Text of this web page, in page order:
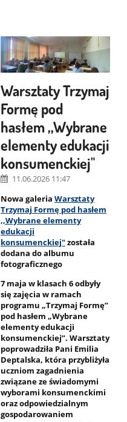
Warsztaty Trzymaj
Formę pod
hasłem ,,Wybrane
elementy edukacji
konsumenckiej"
11.06.2026 11:47
Nowa galeria Warsztaty
Trzymaj Formę pod hasłem
,,Wybrane elementy
edukacji
konsumenckiej"została
dodana do albumu
fotograficznego
7 maja w klasach 6 odbyły
się zajęcia w ramach
programu „Trzymaj Formę”
pod hasłem „Wybrane
elementy edukacji
konsumenckiej”. Warsztaty
poprowadziła Pani Emilia
Deptalska, która przybliżyła
uczniom zagadnienia
związane ze świadomymi
wyborami konsumenckimi
oraz odpowiedzialnym
gospodarowaniem